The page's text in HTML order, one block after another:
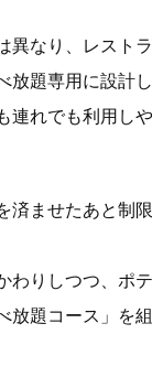
異なり、レスト
題専用に設計
連れでも利用し
済ませたあと制
わりしつつ、ポ
題コース」を